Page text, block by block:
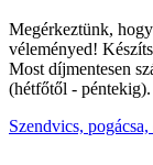
Megérkeztünk,
véleményed!
Most díjmentesen
(hétfőtől - péntekig).
Szendvics,